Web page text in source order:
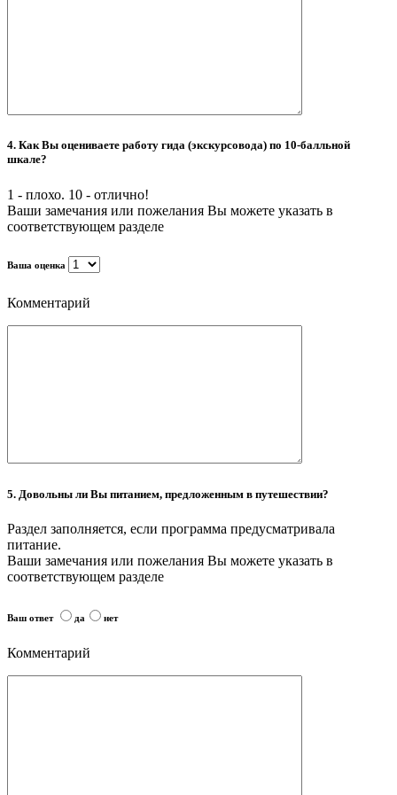
4. Как Вы оцениваете работу гида (экскурсовода) по 10-балльной
шкале?
1 - плохо. 10 - отлично!
Ваши замечания или пожелания Вы можете указать в
соответствующем разделе
Ваша оценка
Комментарий
5. Довольны ли Вы питанием, предложенным в путешествии?
Раздел заполняется, если программа предусматривала
питание.
Ваши замечания или пожелания Вы можете указать в
соответствующем разделе
Ваш ответ да нет
Комментарий